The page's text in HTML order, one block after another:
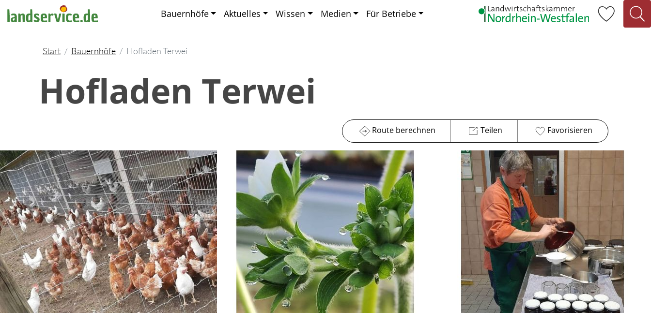
Bauernhöfe Aktuelles Wissen Medien Für Betriebe
Start Bauernhöfe Hofladen Terwei
Hofladen Terwei
Route berechnen Teilen Favorisieren